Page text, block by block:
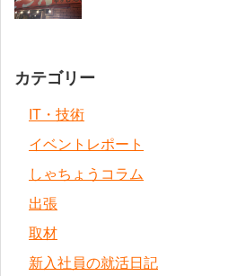
カテゴリー
IT・技術
イベントレポート
しゃちょうコラム
出張
取材
新入社員の就活日記